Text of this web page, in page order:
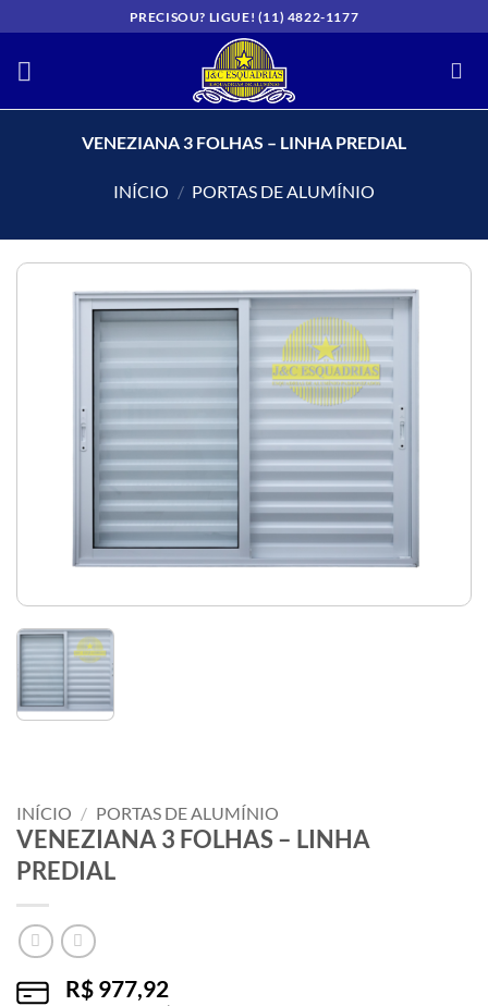
to
content
PRECISOU? LIGUE! (11) 4822-1177
VENEZIANA 3 FOLHAS – LINHA PREDIAL
INÍCIO / PORTAS DE ALUMÍNIO
INÍCIO / PORTAS DE ALUMÍNIO
VENEZIANA 3 FOLHAS – LINHA
PREDIAL
R$ 977,92